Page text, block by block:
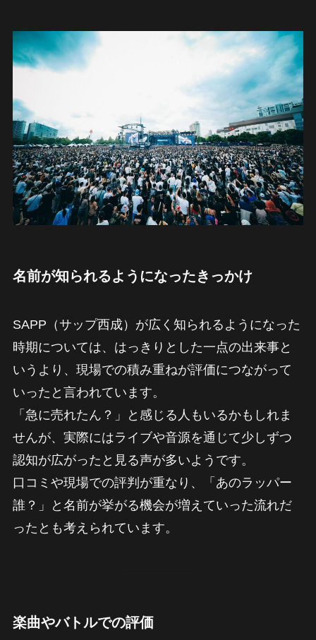
名前が知られるようになったきっかけ
SAPP（サップ西成）が広く知られるようになった
時期については、はっきりとした一点の出来事と
いうより、現場での積み重ねが評価につながって
いったと言われています。
「急に売れたん？」と感じる人もいるかもしれま
せんが、実際にはライブや音源を通じて少しずつ
認知が広がったと見る声が多いようです。
口コミや現場での評判が重なり、「あのラッパー
誰？」と名前が挙がる機会が増えていった流れだ
ったとも考えられています。
楽曲やバトルでの評価